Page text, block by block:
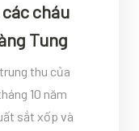
cháu
Tung
thu của
10 năm
sắt xốp và